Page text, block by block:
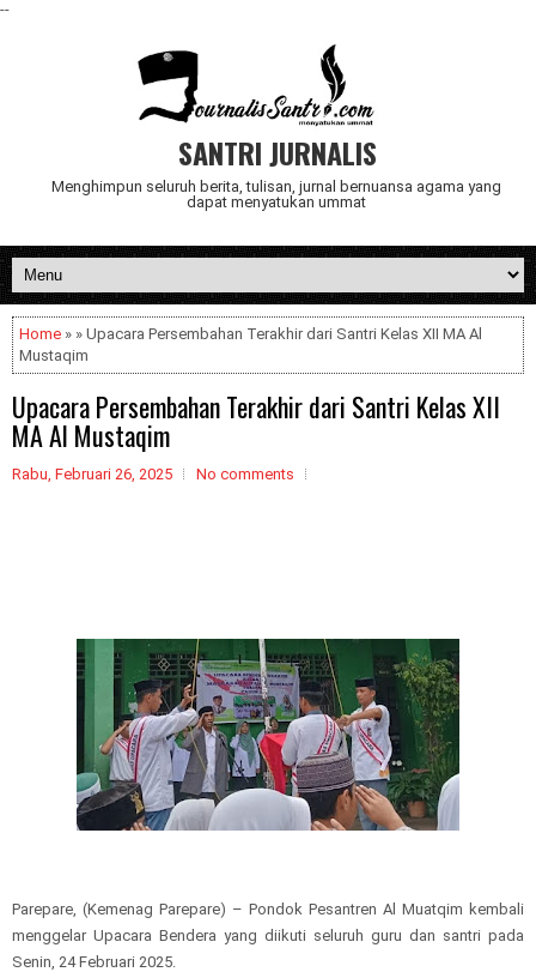
--
SANTRI JURNALIS
Menghimpun seluruh berita, tulisan, jurnal bernuansa agama yang
dapat menyatukan ummat
Home » » Upacara Persembahan Terakhir dari Santri Kelas XII MA Al
Mustaqim
Upacara Persembahan Terakhir dari Santri Kelas XII
MA Al Mustaqim
Rabu, Februari 26, 2025 No comments
Parepare, (Kemenag Parepare) – Pondok Pesantren Al Muatqim kembali
menggelar Upacara Bendera yang diikuti seluruh guru dan santri pada
Senin, 24 Februari 2025.